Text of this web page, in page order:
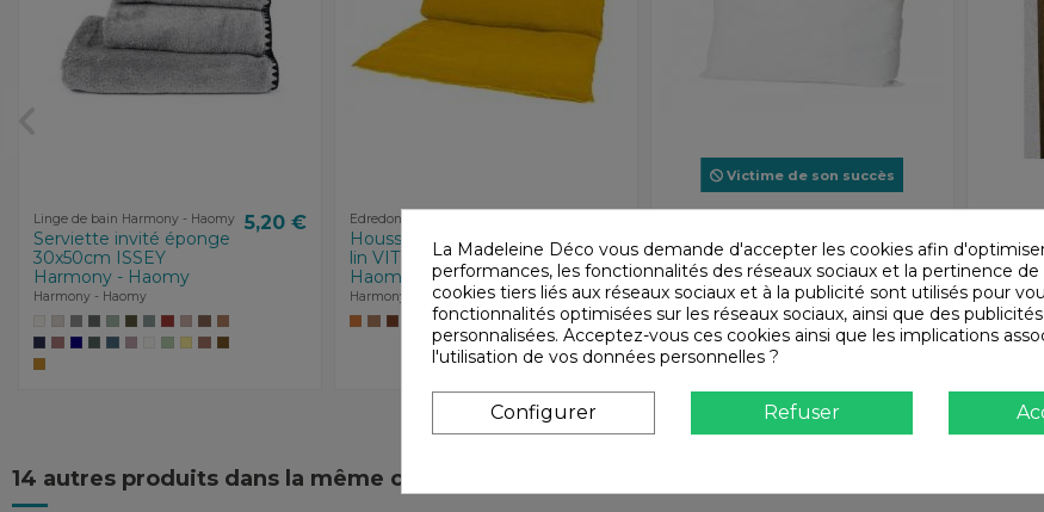
Linge de bain Harmony - Haomy
Serviette invité éponge
30x50cm ISSEY
Harmony - Haomy
Harmony - Haomy
5,20 € Edredons Harmony - Haomy
Housse d'édredon en
lin VITI Harmony -
Haomy
Harmony - Haomy
Victime de son succès
Garniture de coussin
55x110
Harmony - Haomy
150004_13
85x200
Harmony
150004_08
14 autres produits dans la même catégorie :
La Madeleine Déco vous demande d'accepter les cookies afin
performances, les fonctionnalités des réseaux sociaux et la pertinence de
cookies tiers liés aux réseaux sociaux et à la publicité sont utilisés pour
fonctionnalités optimisées sur les réseaux sociaux, ainsi que des publicités
personnalisées. Acceptez-vous ces cookies ainsi que les implications
l'utilisation de vos données personnelles ?
Configurer Refuser